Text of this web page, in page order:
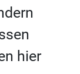
hier